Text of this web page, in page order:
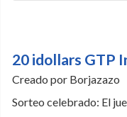
20 idollars GTP
Creado por Borjazazo
Sorteo celebrado: El